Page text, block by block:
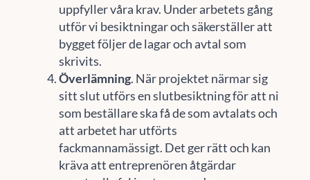
uppfyller våra krav. Under arbetets gång
utför vi besiktningar och säkerställer att
bygget följer de lagar och avtal som
skrivits.
Överlämning. När projektet närmar sig
sitt slut utförs en slutbesiktning för att ni
som beställare ska få de som avtalats och
att arbetet har utförts
fackmannamässigt. Det ger rätt och kan
kräva att entreprenören åtgärdar